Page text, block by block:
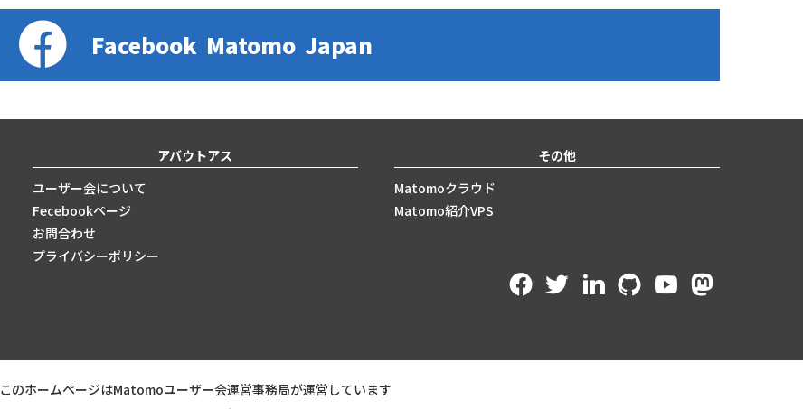
Facebook Matomo Japan
アバウトアス
ユーザー会について
Fecebookページ
お問合わせ
プライバシーポリシー
その他
Matomoクラウド
Matomo紹介VPS
このホームページはMatomoユーザー会運営事務局が運営しています